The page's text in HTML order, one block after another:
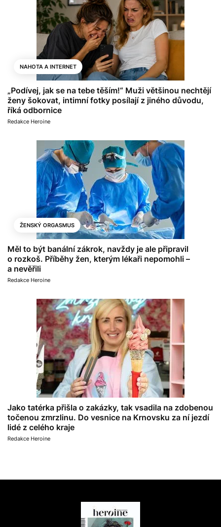
NAHOTA A INTERNET
„Podívej, jak se na tebe těším!“ Muži většinou nechtějí
ženy šokovat, intimní fotky posílají z jiného důvodu,
říká odbornice
Redakce Heroine
ŽENSKÝ ORGASMUS
Měl to být banální zákrok, navždy je ale připravil
o rozkoš. Příběhy žen, kterým lékaři nepomohli –
a nevěřili
Redakce Heroine
Jako tatérka přišla o zakázky, tak vsadila na zdobenou
točenou zmrzlinu. Do vesnice na Krnovsku za ní jezdí
lidé z celého kraje
Redakce Heroine